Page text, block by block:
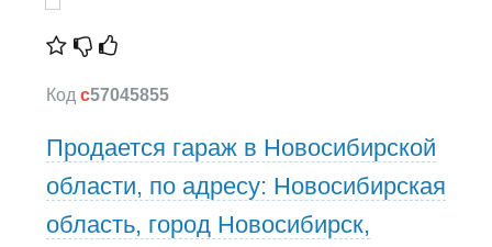
Код c57045855
Продается гараж в Новосибирской
области, по адресу: Новосибирская
область, город Новосибирск,